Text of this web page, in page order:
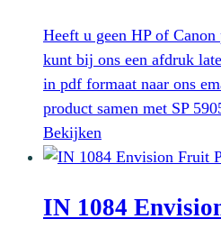
Heeft u geen HP of
kunt bij ons een afdruk
in pdf formaat naar ons
product samen met SP
Bekijken
IN 1084